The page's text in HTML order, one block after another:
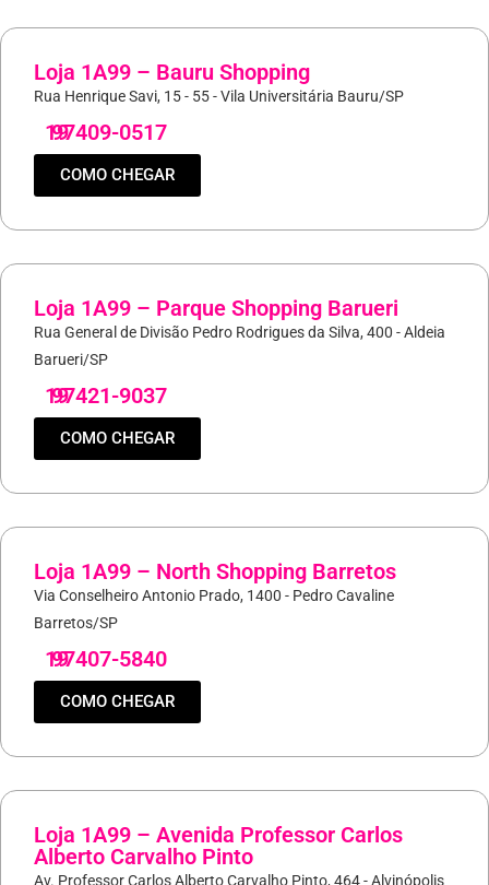
Loja 1A99 – Bauru Shopping
Rua Henrique Savi, 15 - 55 - Vila Universitária Bauru/SP
19
97409-0517
COMO CHEGAR
Loja 1A99 – Parque Shopping Barueri
Rua General de Divisão Pedro Rodrigues da Silva, 400 - Aldeia
Barueri/SP
19
97421-9037
COMO CHEGAR
Loja 1A99 – North Shopping Barretos
Via Conselheiro Antonio Prado, 1400 - Pedro Cavaline
Barretos/SP
19
97407-5840
COMO CHEGAR
Loja 1A99 – Avenida Professor Carlos
Alberto Carvalho Pinto
Av. Professor Carlos Alberto Carvalho Pinto, 464 - Alvinópolis